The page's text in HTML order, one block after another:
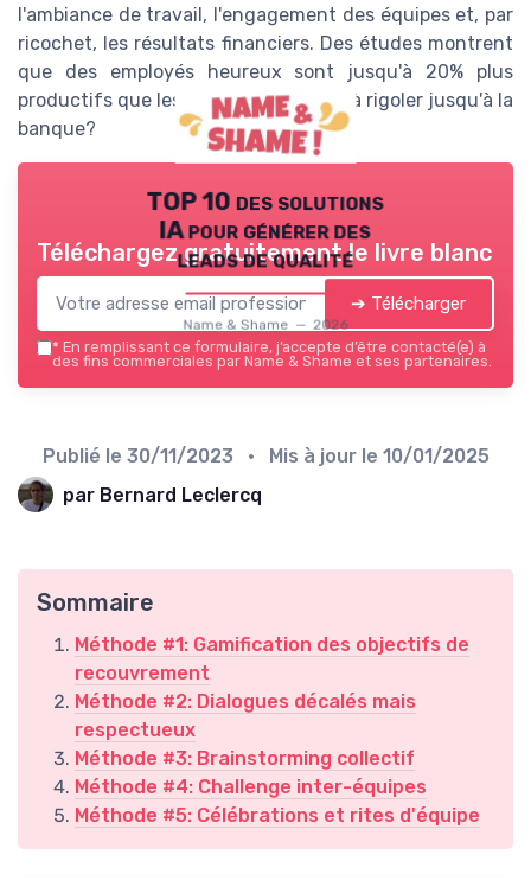
l'ambiance de travail, l'engagement des équipes et, par
ricochet, les résultats financiers. Des études montrent
que des employés heureux sont jusqu'à 20% plus
productifs que les autres. Alors, prêt à rigoler jusqu'à la
banque?
TOP 10 des solutions
IA pour générer des
leads de qualité
Name & Shame — 2026
Téléchargez gratuitement le livre blanc
➔ Télécharger
* En remplissant ce formulaire, j’accepte d’être contacté(e) à
des fins commerciales par Name & Shame et ses partenaires.
Publié le 30/11/2023 • Mis à jour le 10/01/2025
par Bernard Leclercq
Sommaire
Méthode #1: Gamification des objectifs de
recouvrement
Méthode #2: Dialogues décalés mais
respectueux
Méthode #3: Brainstorming collectif
Méthode #4: Challenge inter-équipes
Méthode #5: Célébrations et rites d'équipe